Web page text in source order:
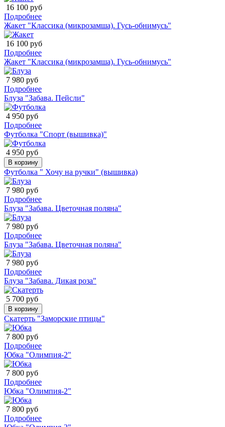
16 100 руб
Подробнее
Жакет "Классика (микрозамша). Гусь-обнимусь"
16 100 руб
Подробнее
Жакет "Классика (микрозамша). Гусь-обнимусь"
7 980 руб
Подробнее
Блуза "Забава. Пейсли"
4 950 руб
Подробнее
Футболка "Спорт (вышивка)"
4 950 руб
В корзину
Футболка " Хочу на ручки" (вышивка)
7 980 руб
Подробнее
Блуза "Забава. Цветочная поляна"
7 980 руб
Подробнее
Блуза "Забава. Цветочная поляна"
7 980 руб
Подробнее
Блуза "Забава. Дикая роза"
5 700 руб
В корзину
Скатерть "Заморские птицы"
7 800 руб
Подробнее
Юбка "Олимпия-2"
7 800 руб
Подробнее
Юбка "Олимпия-2"
7 800 руб
Подробнее